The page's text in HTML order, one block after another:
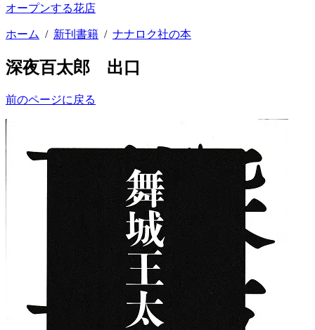
オープンする花店
ホーム / 新刊書籍 / ナナロク社の本
深夜百太郎 出口
前のページに戻る